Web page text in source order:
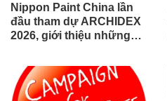
Nippon Paint China lần
đầu tham dự ARCHIDEX
2026, giới thiệu những
công nghiệp